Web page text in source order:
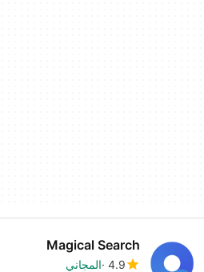
Magical Search
4.9 المجاني